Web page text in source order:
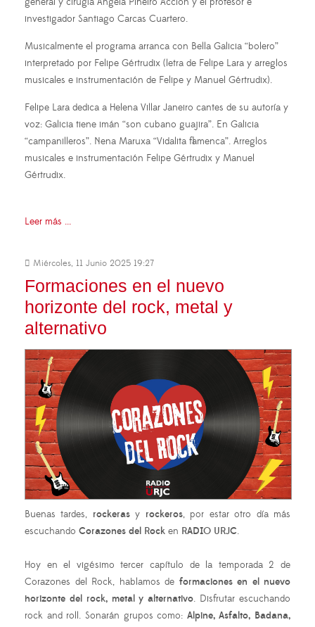
investigador Santiago Carcas Cuartero.
Musicalmente el programa arranca con Bella Galicia “bolero”
interpretado por Felipe Gértrudix (letra de Felipe Lara y arreglos
musicales e instrumentación de Felipe y Manuel Gértrudix).
Felipe Lara dedica a Helena Villar Janeiro cantes de su autoría y
voz: Galicia tiene imán “son cubano guajira”. En Galicia
“campanilleros”. Nena Maruxa “Vidalita flamenca”. Arreglos
musicales e instrumentación Felipe Gértrudix y Manuel
Gértrudix.
Leer más ...
Miércoles, 11 Junio 2025 19:27
Formaciones en el nuevo
horizonte del rock, metal y
alternativo
Buenas tardes, rockerasy rockeros, por estar otro día más
escuchando Corazones del Rock en RADIO URJC.
Hoy en el vigésimo tercer capítulo de la temporada 2 de
Corazones del Rock, hablamos de formaciones en el nuevo
horizonte del rock, metal y alternativo. Disfrutar escuchando
rock and roll. Sonarán grupos como: Alpine, Asfalto, Badana,